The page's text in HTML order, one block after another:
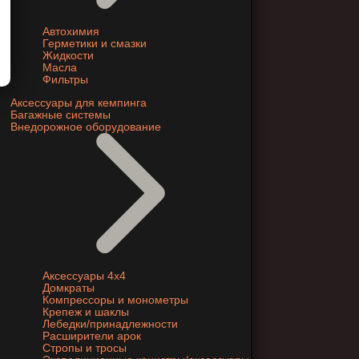
Автохимия
Герметики и смазки
Жидкости
Масла
Фильтры
Аксессуары для кемпинга
Багажные системы
Внедорожное оборудование
Аксессуары 4х4
Домкраты
Компрессоры и монометры
Крепеж и шаклы
Лебедки/принадлежности
Расширители арок
Стропы и тросы